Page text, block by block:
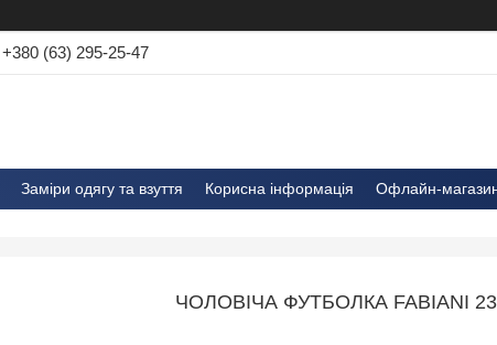
+380 (63) 295-25-47
Заміри одягу та взуття Корисна інформація Офлайн-
ЧОЛОВІЧА ФУТБОЛКА FABIANІ